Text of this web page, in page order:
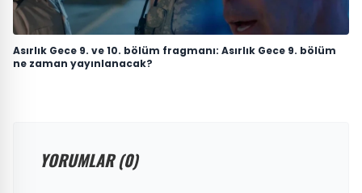
Asırlık Gece 9. ve 10. bölüm fragmanı: Asırlık Gece 9. bölüm
ne zaman yayınlanacak?
YORUMLAR (0)